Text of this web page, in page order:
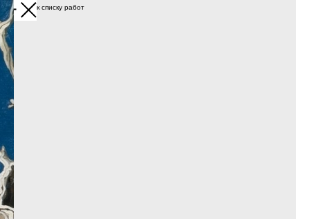
Вернуться к списку работ